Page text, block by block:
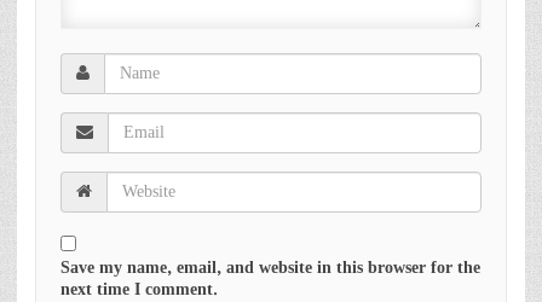
Save my name, email, and website in this browser for the
next time I comment.